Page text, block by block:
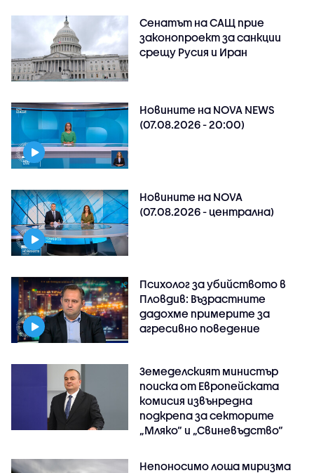
Сенатът на САЩ прие
законопроект за санкции
срещу Русия и Иран
Новините на NOVA NEWS
(07.08.2026 - 20:00)
Новините на NOVA
(07.08.2026 - централна)
Психолог за убийството в
Пловдив: Възрастните
дадохме примерите за
агресивно поведение
Земеделският министър
поиска от Европейската
комисия извънредна
подкрепа за секторите
„Мляко“ и „Свиневъдство“
Непоносимо лоша миризма